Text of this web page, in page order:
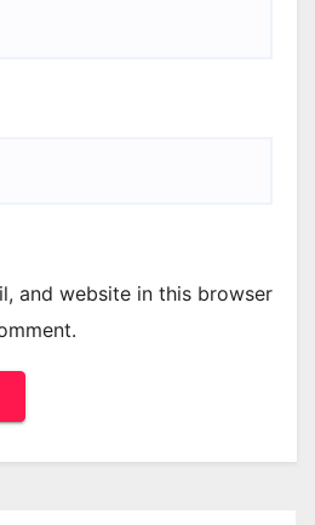
and website in this browser